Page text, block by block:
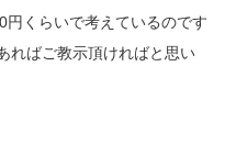
くらいで考えているのです
ればご教示頂ければと思い